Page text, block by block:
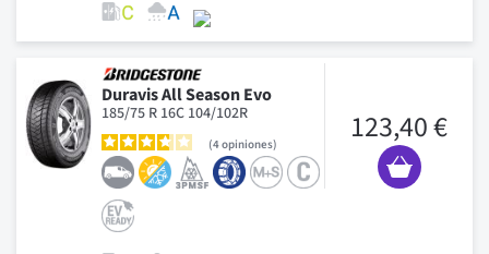
Duravis All Season Evo
185/75 R 16C 104/102R
4opiniones 123,40 €